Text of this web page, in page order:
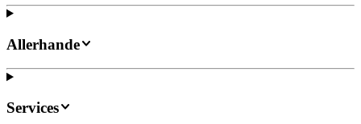
Allerhande
Services